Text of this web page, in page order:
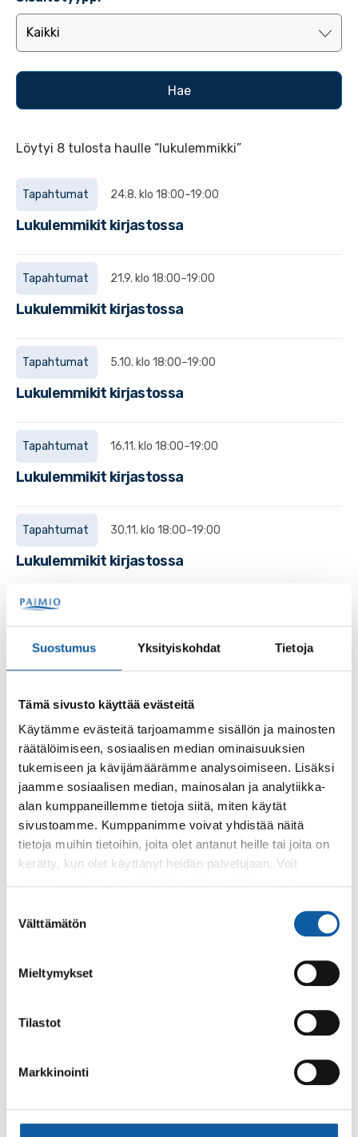
Suostumus Yksityiskohdat Tietoja
Tämä sivusto käyttää evästeitä
Käytämme evästeitä tarjoamamme sisällön ja mainosten
räätälöimiseen, sosiaalisen median ominaisuuksien
tukemiseen ja kävijämäärämme analysoimiseen. Lisäksi
jaamme sosiaalisen median, mainosalan ja analytiikka-
alan kumppaneillemme tietoja siitä, miten käytät
sivustoamme. Kumppanimme voivat yhdistää näitä
tietoja muihin tietoihin, joita olet antanut heille tai joita on
kerätty, kun olet käyttänyt heidän palvelujaan. Voit
valinta
Välttämätön
Mieltymykset
Tilastot
Markkinointi
Löytyi 8 tulosta haulle “lukulemmikki”
Tapahtumat 24.8. klo 18:00–19:00
Lukulemmikit kirjastossa
Tapahtumat 21.9. klo 18:00–19:00
Lukulemmikit kirjastossa
Tapahtumat 5.10. klo 18:00–19:00
Lukulemmikit kirjastossa
Tapahtumat 16.11. klo 18:00–19:00
Lukulemmikit kirjastossa
Tapahtumat 30.11. klo 18:00–19:00
Lukulemmikit kirjastossa
Tapahtumat
Lukulemmikit kirjastossa
Tapahtumat 2.11. klo 18:00–19:00
Lukulemmikit kirjastossa
Tapahtumat 7.9. klo 18:00–19:00
Lukulemmikit kirjastossa
Vaihde: (02) 474 511